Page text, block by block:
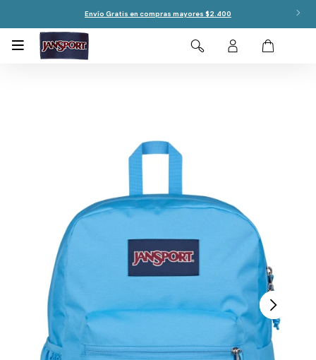
Envío Gratis en compras mayores $2.400
